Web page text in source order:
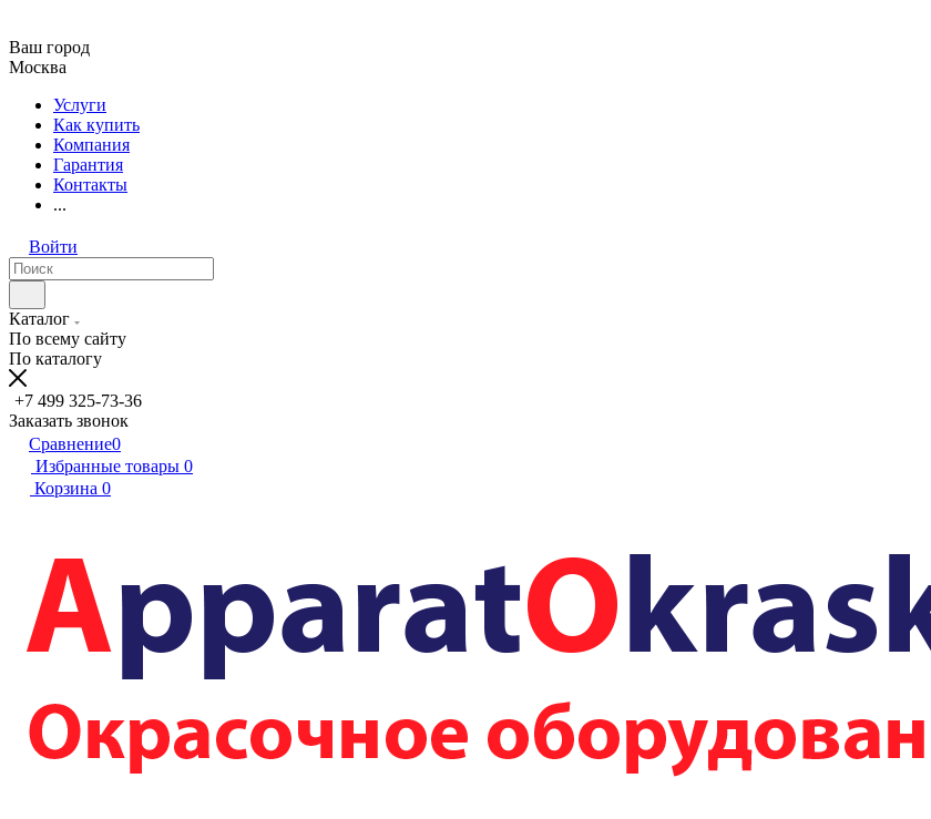
Ваш город
Москва
Услуги
Как купить
Компания
Гарантия
Контакты
...
Войти
Каталог
По всему сайту
По каталогу
+7 499 325-73-36
Заказать звонок
Сравнение0
Избранные товары 0
Корзина 0